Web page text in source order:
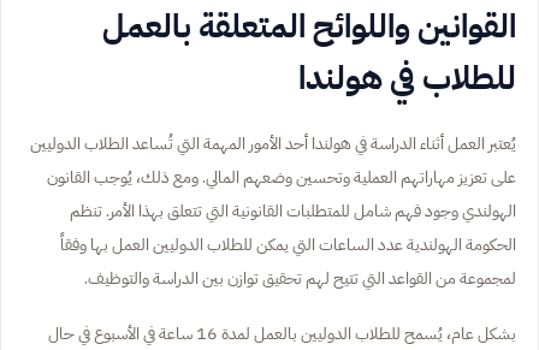
القوانين واللوائح المتعلقة بالعمل
للطلاب في هولندا
يُعتبر العمل أثناء الدراسة في هولندا أحد الأمور المهمة التي تُساعد الطلاب الدوليين
على تعزيز مهاراتهم العملية وتحسين وضعهم المالي. ومع ذلك، يُوجب القانون
الهولندي وجود فهم شامل للمتطلبات القانونية التي تتعلق بهذا الأمر. تنظم
الحكومة الهولندية عدد الساعات التي يمكن للطلاب الدوليين العمل بها وفقاً
لمجموعة من القواعد التي تتيح لهم تحقيق توازن بين الدراسة والتوظيف.
بشكل عام، يُسمح للطلاب الدوليين بالعمل لمدة 16 ساعة في الأسبوع في حال